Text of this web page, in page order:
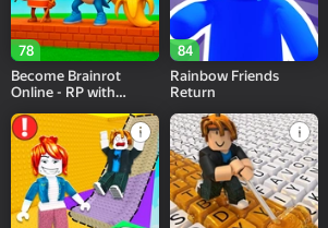
78
Become Brainrot
Online - RP with
84
Rainbow Friends
Return